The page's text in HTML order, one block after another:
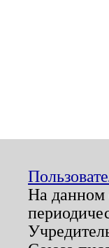
На данном